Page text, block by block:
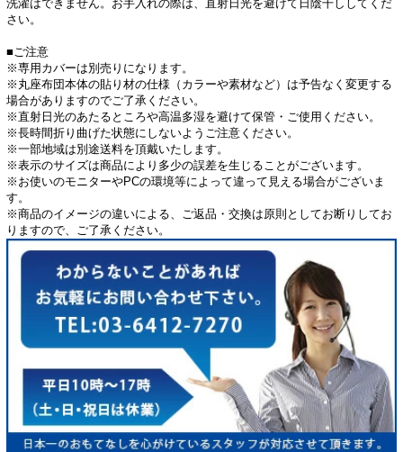
洗濯はできません。お手入れの際は、直射日光を避けて日陰干ししてくだ
さい。
■ご注意
※専用カバーは別売りになります。
※丸座布団本体の貼り材の仕様（カラーや素材など）は予告なく変更する
場合がありますのでご了承ください。
※直射日光のあたるところや高温多湿を避けて保管・ご使用ください。
※長時間折り曲げた状態にしないようご注意ください。
※一部地域は別途送料を頂戴いたします。
※表示のサイズは商品により多少の誤差を生じることがございます。
※お使いのモニターやPCの環境等によって違って見える場合がございま
す。
※商品のイメージの違いによる、ご返品・交換は原則としてお断りしてお
りますので、ご了承ください。